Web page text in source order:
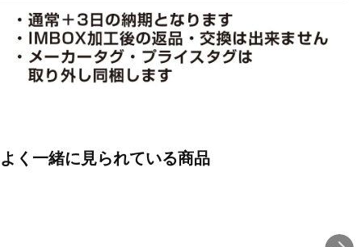
よく一緒に見られている商品